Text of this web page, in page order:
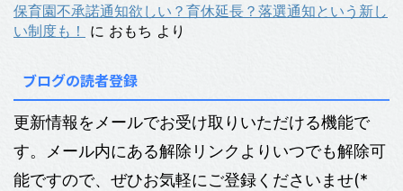
保育園不承諾通知欲しい？育休延長？落選通知という新し
い制度も！
に おもち より
ブログの読者登録
更新情報をメールでお受け取りいただける機能で
す。メール内にある解除リンクよりいつでも解除可
能ですので、ぜひお気軽にご登録くださいませ(*